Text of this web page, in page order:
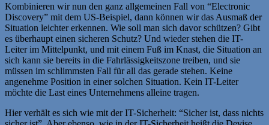
Kombinieren wir nun den ganz allgemeinen Fall von “Electronic
Discovery” mit dem US-Beispiel, dann können wir das Ausmaß der
Situation leichter erkennen. Wie soll man sich davor schützen? Gibt
es überhaupt einen sicheren Schutz? Und wieder stehen die IT-
Leiter im Mittelpunkt, und mit einem Fuß im Knast, die Situation an
sich kann sie bereits in die Fahrlässigkeitszone treiben, und sie
müssen im schlimmsten Fall für all das gerade stehen. Keine
angenehme Position in einer solchen Situation. Kein IT-Leiter
möchte die Last eines Unternehmens alleine tragen.
Hier verhält es sich wie mit der IT-Sicherheit: “Sicher ist, dass nichts